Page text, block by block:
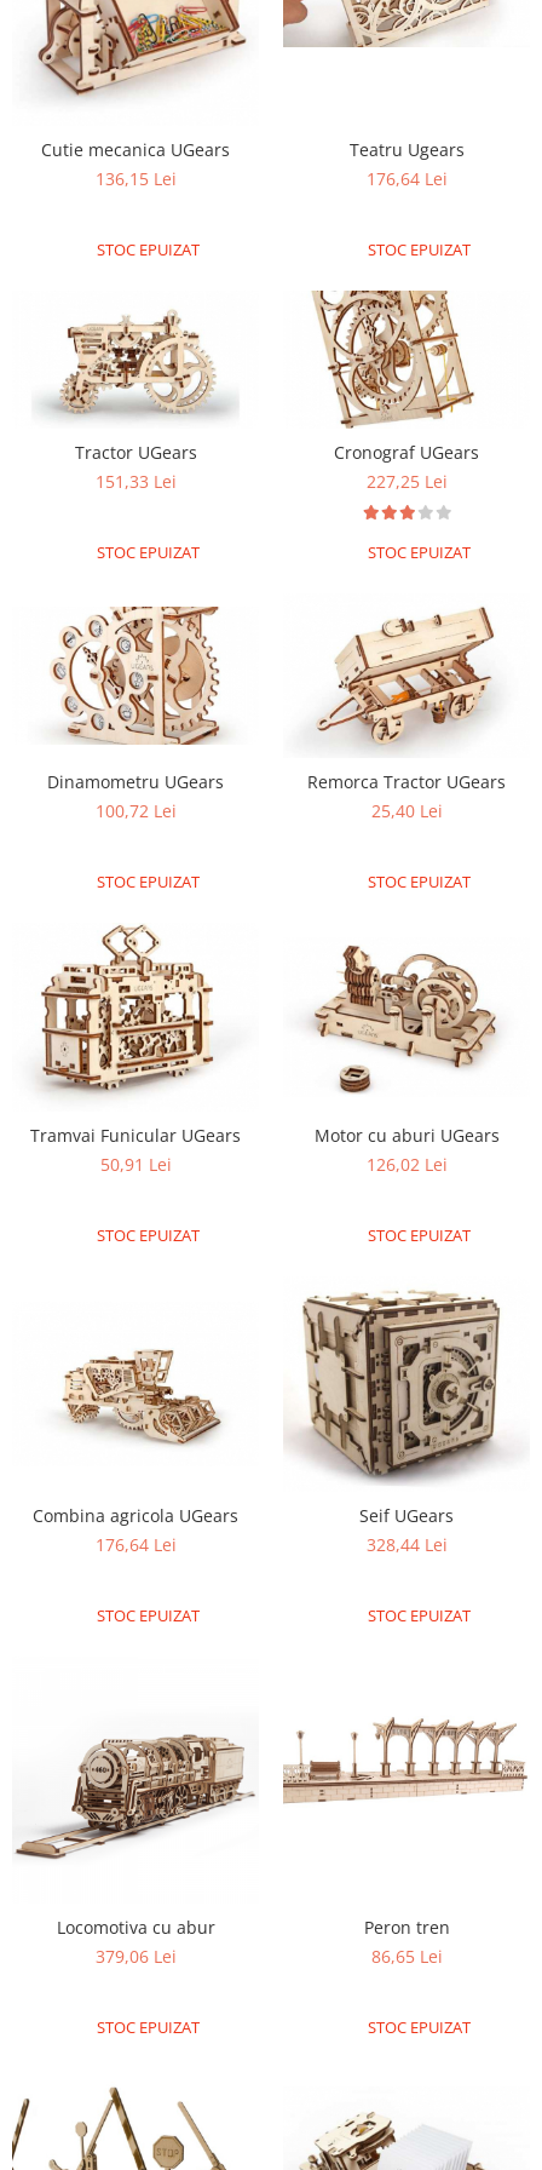
RS-232
RS-485
Telecomenzi
Motor 25D
Motor 37D
Motoreductor plastic
Sub-Micro
Servomotoare
Suruburi, Piulite, Conectare
Micro:bit
Nvidia
Olinuxino
Photon
Radar
Sonar
Sunet
Cutie mecanica UGears
136,15 Lei
STOC EPUIZAT
Teatru Ugears
176,64 Lei
STOC EPUIZAT
Tractor UGears
151,33 Lei
STOC EPUIZAT
Cronograf UGears
227,25 Lei
STOC EPUIZAT
Dinamometru UGears
100,72 Lei
STOC EPUIZAT
Remorca Tractor UGears
25,40 Lei
STOC EPUIZAT
Tramvai Funicular UGears
50,91 Lei
STOC EPUIZAT
Motor cu aburi UGears
126,02 Lei
STOC EPUIZAT
Combina agricola UGears
176,64 Lei
STOC EPUIZAT
Seif UGears
328,44 Lei
STOC EPUIZAT
Locomotiva cu abur
379,06 Lei
STOC EPUIZAT
Peron tren
86,65 Lei
STOC EPUIZAT